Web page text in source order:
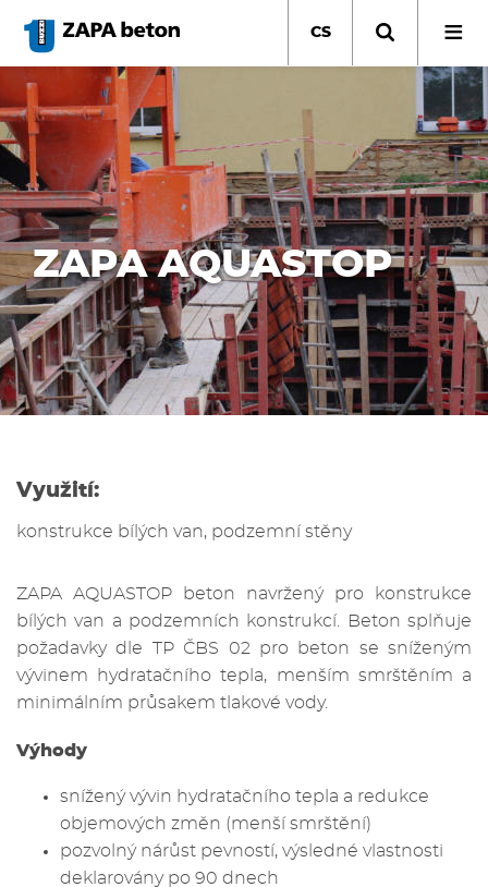
hlavnímu
obsahu
CS
ZAPA AQUASTOP
Využití:
konstrukce bílých van, podzemní stěny
ZAPA AQUASTOP beton navržený pro konstrukce
bílých van a podzemních konstrukcí. Beton splňuje
požadavky dle TP ČBS 02 pro beton se sníženým
vývinem hydratačního tepla, menším smrštěním a
minimálním průsakem tlakové vody.
Výhody
snížený vývin hydratačního tepla a redukce
objemových změn (menší smrštění)
pozvolný nárůst pevností, výsledné vlastnosti
deklarovány po 90 dnech